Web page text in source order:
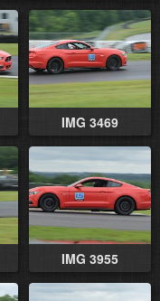
IMG 3469
IMG 3955